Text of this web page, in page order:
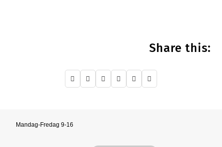
Share this:
     
Mandag-Fredag 9-16